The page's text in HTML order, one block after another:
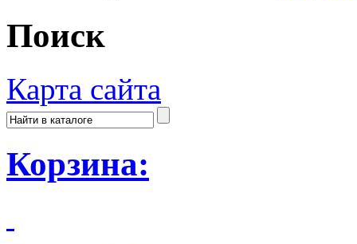
Поиск
Карта сайта
Корзина: